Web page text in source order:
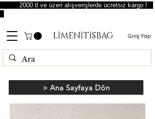
LİMENİTİSBAG Giriş Yap
2000 tl ve üzeri alışverişlerde ücretsiz kargo !
> Ana Sayfaya Dön